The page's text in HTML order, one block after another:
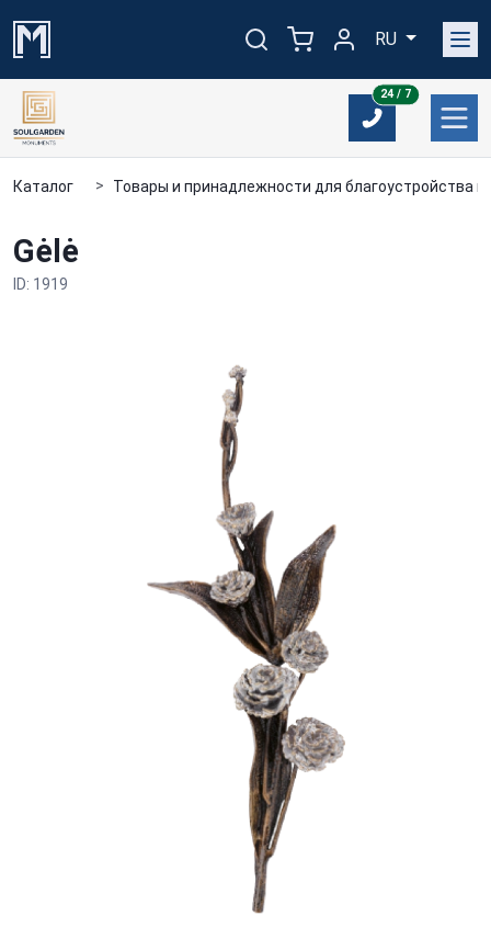
RU
24 / 724/7
Каталог Товары и принадлежности для благоустройства
Gėlė
ID: 1919